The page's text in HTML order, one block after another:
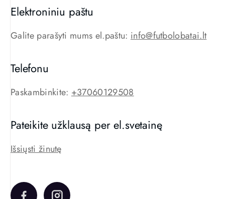
Elektroniniu paštu​
Galite parašyti mums el.paštu: info@futbolobatai.lt
Telefonu
Paskambinkite: +37060129508
Pateikite užklausą per el.svetainę
Išsiųsti žinutę